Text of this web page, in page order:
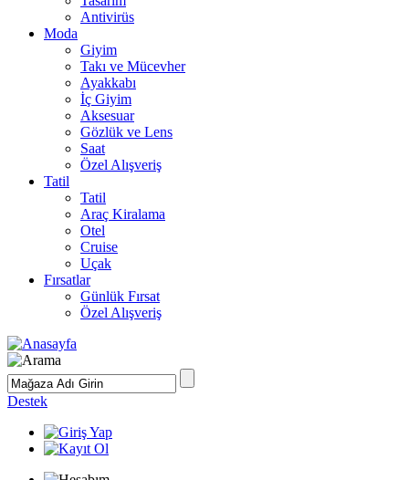
Antivirüs
Moda
Giyim
Takı ve Mücevher
Ayakkabı
İç Giyim
Aksesuar
Gözlük ve Lens
Saat
Özel Alışveriş
Tatil
Tatil
Araç Kiralama
Otel
Cruise
Uçak
Fırsatlar
Günlük Fırsat
Özel Alışveriş
Destek